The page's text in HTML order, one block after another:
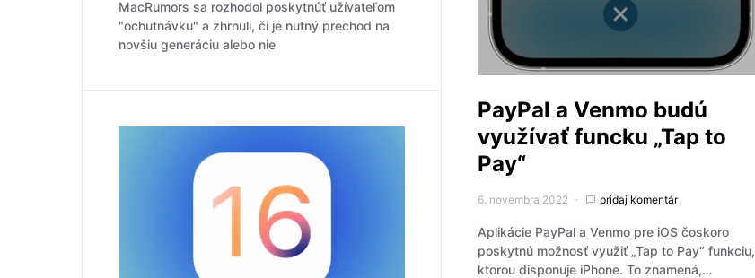
MacRumors sa rozhodol poskytnúť užívateľom
"ochutnávku" a zhrnuli, či je nutný prechod na
novšiu generáciu alebo nie
PayPal a Venmo budú
využívať funcku „Tap to
Pay“
6. novembra 2022 pridaj komentár
Aplikácie PayPal a Venmo pre iOS čoskoro
poskytnú možnosť využiť „Tap to Pay“ funkciu,
ktorou disponuje iPhone. To znamená,…